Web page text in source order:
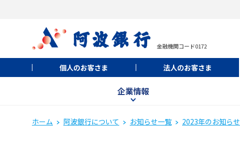
金融機関コード0172
個人のお客さま 法人のお客さま
企業情報
ホーム 阿波銀行について お知らせ一覧 2023年のお知らせ